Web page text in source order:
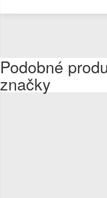
Podobné
značky